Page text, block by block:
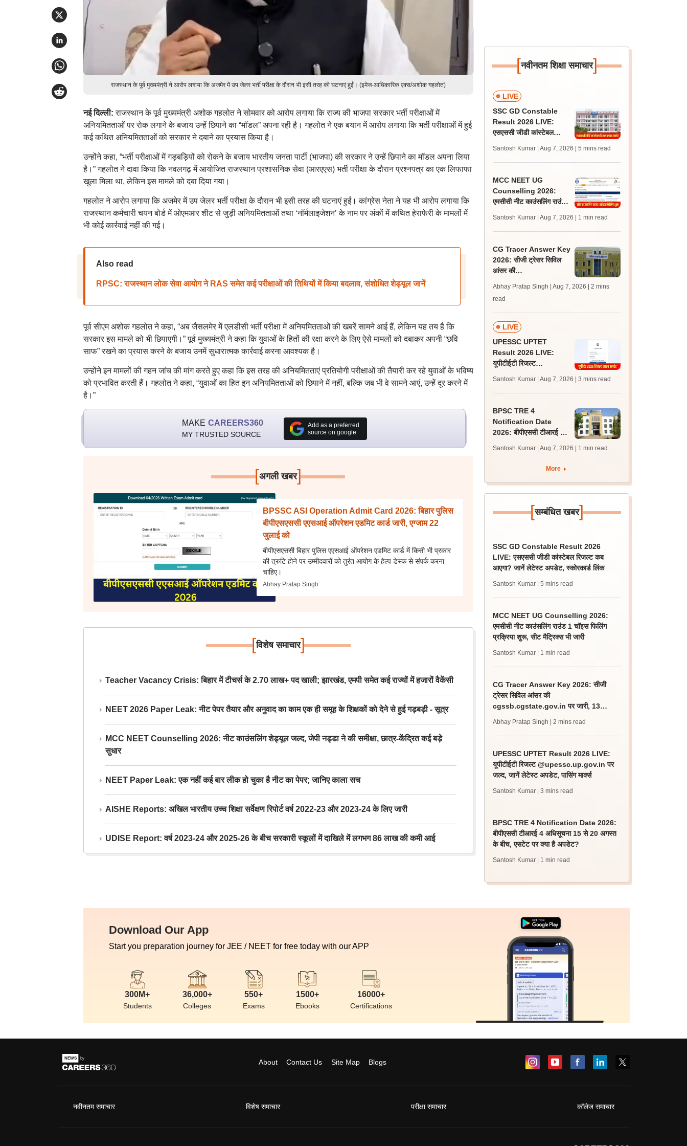
राजस्थान के पूर्व मुख्यमंत्री ने आरोप लगाया कि अजमेर में उप जेलर भर्ती परीक्षा के दौरान भी इसी तरह की घटनाएं हुईं। (इमेज-आधिकारिक एक्स/अशोक गहलोत)
नई दिल्ली: राजस्थान के पूर्व मुख्यमंत्री अशोक गहलोत ने सोमवार को आरोप लगाया कि राज्य की भाजपा सरकार भर्ती परीक्षाओं में
अनियमितताओं पर रोक लगाने के बजाय उन्हें छिपाने का “मॉडल” अपना रही है। गहलोत ने एक बयान में आरोप लगाया कि भर्ती परीक्षाओं में हुई
कई कथित अनियमितताओं को सरकार ने दबाने का प्रयास किया है।
उन्होंने कहा, “भर्ती परीक्षाओं में गड़बड़ियों को रोकने के बजाय भारतीय जनता पार्टी (भाजपा) की सरकार ने उन्हें छिपाने का मॉडल अपना लिया
है।” गहलोत ने दावा किया कि नवलगढ़ में आयोजित राजस्थान प्रशासनिक सेवा (आरएएस) भर्ती परीक्षा के दौरान प्रश्नपत्र का एक लिफाफा
खुला मिला था, लेकिन इस मामले को दबा दिया गया।
गहलोत ने आरोप लगाया कि अजमेर में उप जेलर भर्ती परीक्षा के दौरान भी इसी तरह की घटनाएं हुईं। कांग्रेस नेता ने यह भी आरोप लगाया कि
राजस्थान कर्मचारी चयन बोर्ड में ओएमआर शीट से जुड़ी अनियमितताओं तथा ‘नॉर्मलाइजेशन’ के नाम पर अंकों में कथित हेराफेरी के मामलों में
भी कोई कार्रवाई नहीं की गई।
Also read
RPSC: राजस्थान लोक सेवा आयोग ने RAS समेत कई परीक्षाओं की तिथियों में किया बदलाव, संशोधित शेड्यूल जानें
पूर्व सीएम अशोक गहलोत ने कहा, “अब जैसलमेर में एलडीसी भर्ती परीक्षा में अनियमितताओं की खबरें सामने आई हैं, लेकिन यह तय है कि
सरकार इस मामले को भी छिपाएगी।” पूर्व मुख्यमंत्री ने कहा कि युवाओं के हितों की रक्षा करने के लिए ऐसे मामलों को दबाकर अपनी “छवि
साफ” रखने का प्रयास करने के बजाय उनमें सुधारात्मक कार्रवाई करना आवश्यक है।
उन्होंने इन मामलों की गहन जांच की मांग करते हुए कहा कि इस तरह की अनियमितताएं प्रतियोगी परीक्षाओं की तैयारी कर रहे युवाओं के भविष्य
को प्रभावित करती हैं। गहलोत ने कहा, “युवाओं का हित इन अनियमितताओं को छिपाने में नहीं, बल्कि जब भी वे सामने आएं, उन्हें दूर करने में
है।”
MAKE CAREERS360
MY TRUSTED SOURCE
Add as a preferred
source on google
[अगली खबर]
BPSSC ASI Operation Admit Card 2026: बिहार पुलिस
बीपीएसएससी एएसआई ऑपरेशन एडमिट कार्ड जारी, एग्जाम 22
जुलाई को
बीपीएसएससी बिहार पुलिस एएसआई ऑपरेशन एडमिट कार्ड में किसी भी प्रकार
की त्रुटि होने पर उम्मीदवारों को तुरंत आयोग के हेल्प डेस्क से संपर्क करना
चाहिए।
Abhay Pratap Singh
[विशेष समाचार]
Teacher Vacancy Crisis: बिहार में टीचर्स के 2.70 लाख+ पद खाली; झारखंड, एमपी समेत कई राज्यों में हजारों वैकेंसी
NEET 2026 Paper Leak: नीट पेपर तैयार और अनुवाद का काम एक ही समूह के शिक्षकों को देने से हुई गड़बड़ी - सूत्र
MCC NEET Counselling 2026: नीट काउंसलिंग शेड्यूल जल्द, जेपी नड्डा ने की समीक्षा, छात्र-केंद्रित कई बड़े
सुधार
NEET Paper Leak: एक नहीं कई बार लीक हो चुका है नीट का पेपर; जानिए काला सच
AISHE Reports: अखिल भारतीय उच्च शिक्षा सर्वेक्षण रिपोर्ट वर्ष 2022-23 और 2023-24 के लिए जारी
UDISE Report: वर्ष 2023-24 और 2025-26 के बीच सरकारी स्कूलों में दाखिले में लगभग 86 लाख की कमी आई
[नवीनतम शिक्षा समाचार]
LIVE
SSC GD Constable
Result 2026 LIVE:
एसएससी जीडी कांस्टेबल
लेटेस्ट अपडेट, स्कोरकार्ड लिंक
Santosh Kumar | Aug 7, 2026 | 5 mins read
MCC NEET UG
Counselling 2026:
एमसीसी नीट काउंसलिंग राउंड
सीट मैट्रिक्स भी जारी
Santosh Kumar | Aug 7, 2026 | 1 min read
CG Tracer Answer Key
2026: सीजी ट्रेसर सिविल
आंसर की
पर जारी, 13 अगस्त तक उठाएं
आपत्ति
Abhay Pratap Singh | Aug 7, 2026
| 2 mins
read
LIVE
UPESSC UPTET
Result 2026 LIVE:
यूपीटीईटी रिजल्ट
जल्द, जानें लेटेस्ट अपडेट,
पासिंग मार्क्स
Santosh Kumar | Aug 7, 2026 | 3 mins read
BPSC TRE 4
Notification Date
2026: बीपीएससी टीआरई 4
के बीच, एसटेट पर क्या है
Santosh Kumar | Aug 7, 2026 | 1 min read
More
[सम्बंधित खबर]
SSC GD Constable Result 2026
LIVE: एसएससी जीडी कांस्टेबल रिजल्ट कब
आएगा? जानें लेटेस्ट अपडेट, स्कोरकार्ड लिंक
Santosh Kumar | 5 mins read
MCC NEET UG Counselling 2026:
एमसीसी नीट काउंसलिंग राउंड 1 चॉइस फिलिंग
प्रक्रिया शुरू, सीट मैट्रिक्स भी जारी
Santosh Kumar | 1 min read
CG Tracer Answer Key 2026: सीजी
ट्रेसर सिविल आंसर की
cgssb.cgstate.gov.in पर जारी, 13
Abhay Pratap Singh | 2 mins read
UPESSC UPTET Result 2026 LIVE:
यूपीटीईटी रिजल्ट @upessc.up.gov.in पर
जल्द, जानें लेटेस्ट अपडेट, पासिंग मार्क्स
Santosh Kumar | 3 mins read
BPSC TRE 4 Notification Date 2026:
बीपीएससी टीआरई 4 अधिसूचना 15 से 20 अगस्त
के बीच, एसटेट पर क्या है अपडेट?
Santosh Kumar | 1 min read
Download Our App
Start you preparation journey for JEE / NEET for free today with our APP
300M+
Students
36,000+
Colleges
550+
Exams
1500+
Ebooks
16000+
Certifications
About Contact Us Site Map Blogs
नवीनतम समाचार विशेष समाचार परीक्षा समाचार कॉलेज समाचार